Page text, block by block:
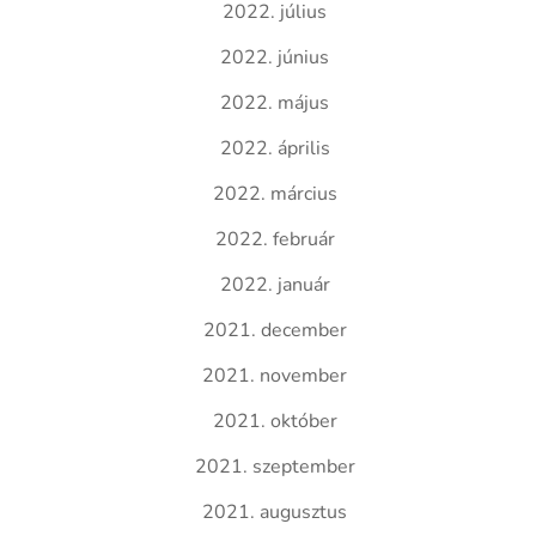
2022. július
2022. június
2022. május
2022. április
2022. március
2022. február
2022. január
2021. december
2021. november
2021. október
2021. szeptember
2021. augusztus